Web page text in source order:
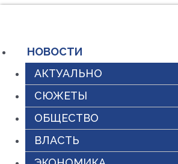
содержимому
НОВОСТИ
АКТУАЛЬНО
СЮЖЕТЫ
ОБЩЕСТВО
ВЛАСТЬ